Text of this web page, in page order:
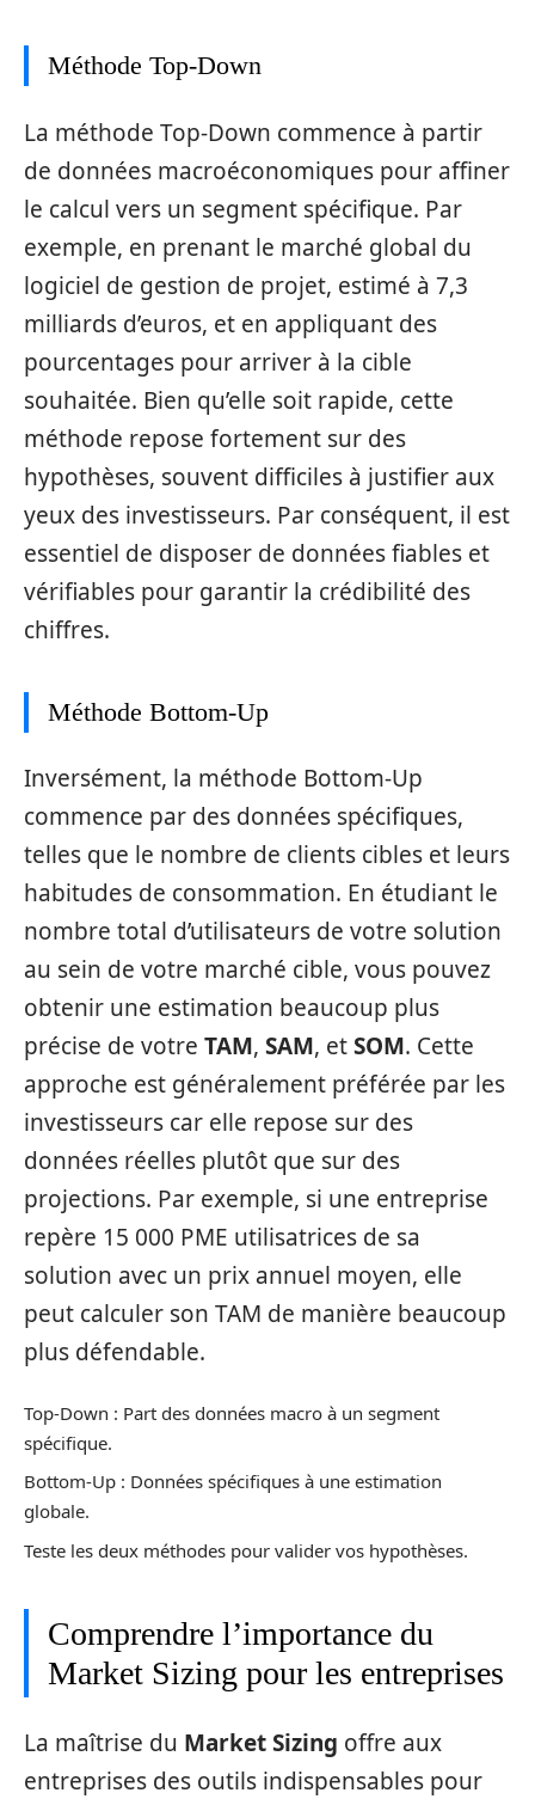
Méthode Top-Down
La méthode Top-Down commence à partir
de données macroéconomiques pour affiner
le calcul vers un segment spécifique. Par
exemple, en prenant le marché global du
logiciel de gestion de projet, estimé à 7,3
milliards d’euros, et en appliquant des
pourcentages pour arriver à la cible
souhaitée. Bien qu’elle soit rapide, cette
méthode repose fortement sur des
hypothèses, souvent difficiles à justifier aux
yeux des investisseurs. Par conséquent, il est
essentiel de disposer de données fiables et
vérifiables pour garantir la crédibilité des
chiffres.
Méthode Bottom-Up
Inversément, la méthode Bottom-Up
commence par des données spécifiques,
telles que le nombre de clients cibles et leurs
habitudes de consommation. En étudiant le
nombre total d’utilisateurs de votre solution
au sein de votre marché cible, vous pouvez
obtenir une estimation beaucoup plus
précise de votre TAM, SAM, etSOM. Cette
approche est généralement préférée par les
investisseurs car elle repose sur des
données réelles plutôt que sur des
projections. Par exemple, si une entreprise
repère 15 000 PME utilisatrices de sa
solution avec un prix annuel moyen, elle
peut calculer son TAM de manière beaucoup
plus défendable.
Top-Down : Part des données macro à un segment
spécifique.
Bottom-Up : Données spécifiques à une estimation
globale.
Teste les deux méthodes pour valider vos hypothèses.
Comprendre l’importance du
Market Sizing pour les entreprises
La maîtrise du Market Sizing offre aux
entreprises des outils indispensables pour